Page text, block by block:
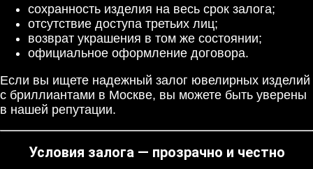
сохранность изделия на весь срок залога;
отсутствие доступа третьих лиц;
возврат украшения в том же состоянии;
официальное оформление договора.
Если вы ищете надежный залог ювелирных изделий
с бриллиантами в Москве, вы можете быть уверены
в нашей репутации.
Условия залога — прозрачно и честно